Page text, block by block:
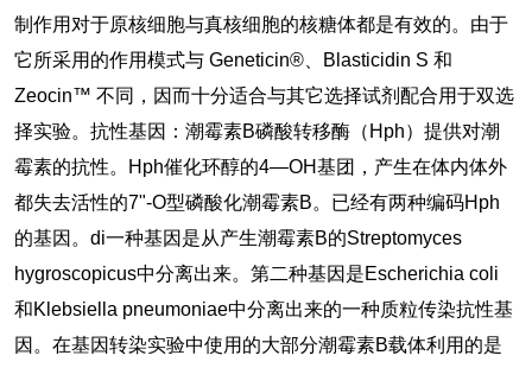
制作用对于原核细胞与真核细胞的核糖体都是有效的。 由于
它所采用的作用模式与 Geneticin®、Blasticidin S 和
Zeocin™ 不同，因而十分适合与其它选择试剂配合用于双选
择实验。 抗性基因： 潮霉素B磷酸转移酶（Hph）提供对潮
霉素的抗性。Hph催化环醇的4—OH基团，产生在体内体外
都失去活性的7"-O型磷酸化潮霉素B。 已经有两种编码Hph
的基因。di一种基因是从产生潮霉素B的Streptomyces
hygroscopicus中分离出来。第二种基因是Escherichia coli
和Klebsiella pneumoniae中分离出来的一种质粒传染抗性基
因。在基因转染实验中使用的大部分潮霉素B载体利用的是